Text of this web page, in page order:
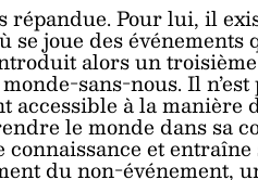
répandue. Pour lui, il
joue des événements
alors un
sans-nous. Il
accessible à la manière
le monde dans sa
et
du non-événement,